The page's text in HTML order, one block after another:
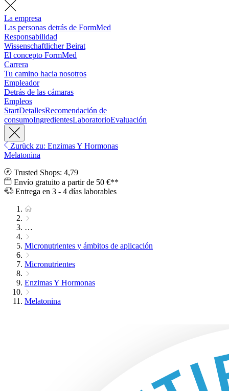
La empresa
Las personas detrás de FormMed
Responsabilidad
Wissenschaftlicher Beirat
El concepto FormMed
Carrera
Tu camino hacia nosotros
Empleador
Detrás de las cámaras
Empleos
StartDetallesRecomendación de
consumoIngredientesLaboratorioEvaluación
Zurück zu: Enzimas Y Hormonas
Melatonina
Trusted Shops: 4,79
Envío gratuito a partir de 50 €**
Entrega en 3 - 4 días laborables
…
Micronutrientes y ámbitos de aplicación
Micronutrientes
Enzimas Y Hormonas
Melatonina